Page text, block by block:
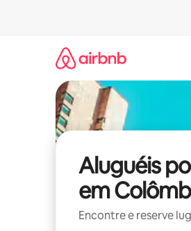
Aluguéis
em
Encontre e reserve